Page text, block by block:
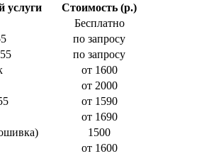
услуги
Стоимость (р.)
Бесплатно
по запросу
по запросу
от 1600
от 2000
от 1590
от 1690
1500
от 1600